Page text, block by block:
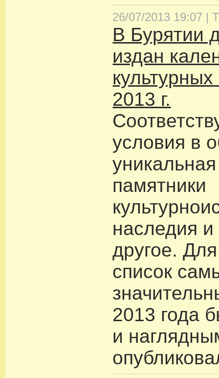
26/07/2013 19:07 |
В Бурятии
издан
2013 г.
условия в
памятники
наследия и
другое.
список
2013 года
и